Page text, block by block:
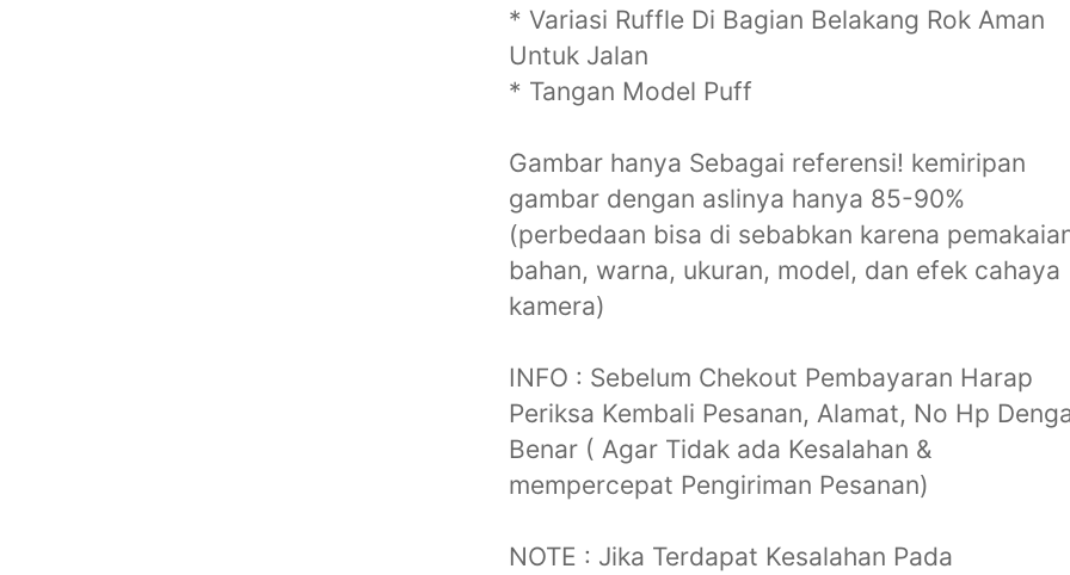
* Variasi Ruffle Di Bagian Belakang Rok Aman
Untuk Jalan
* Tangan Model Puff
Gambar hanya Sebagai referensi! kemiripan
gambar dengan aslinya hanya 85-90%
(perbedaan bisa di sebabkan karena
bahan, warna, ukuran, model, dan efek cahaya
kamera)
INFO : Sebelum Chekout Pembayaran Harap
Periksa Kembali Pesanan, Alamat, No Hp
Benar ( Agar Tidak ada Kesalahan &
mempercepat Pengiriman Pesanan)
NOTE : Jika Terdapat Kesalahan Pada